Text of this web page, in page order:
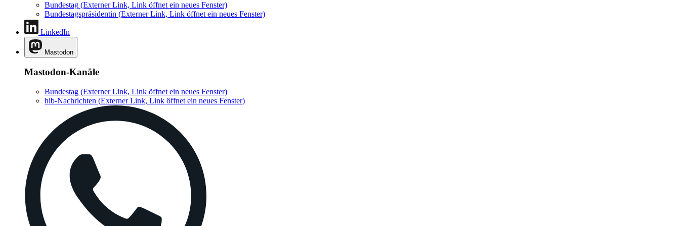
Bundestag (Externer Link, Link öffnet ein neues Fenster)
Bundestagspräsidentin (Externer Link, Link öffnet ein neues Fenster)
LinkedIn
Mastodon
Mastodon-Kanäle
Bundestag (Externer Link, Link öffnet ein neues Fenster)
hib-Nachrichten (Externer Link, Link öffnet ein neues Fenster)